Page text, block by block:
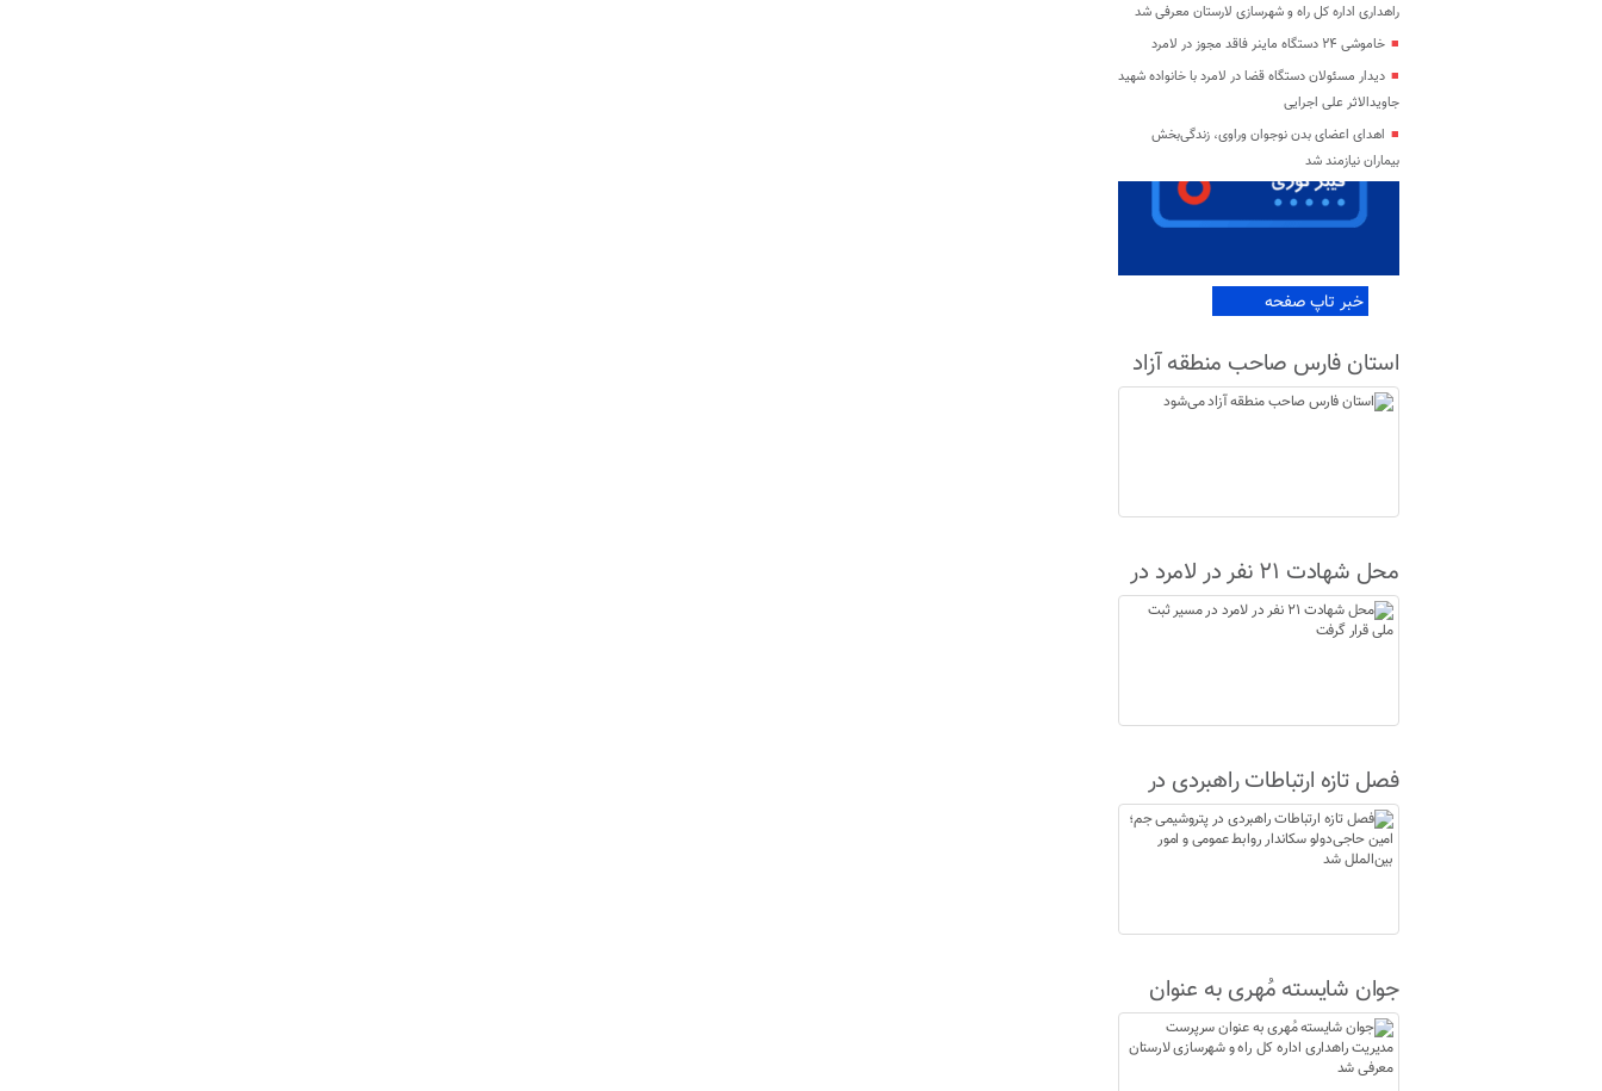
راهداری اداره کل راه و شهرسازی لارستان معرفی شد
خاموشی ۲۴ دستگاه ماینر فاقد مجوز در لامرد
دیدار مسئولان دستگاه قضا در لامرد با خانواده شهید
جاویدالاثر علی اجرایی
اهدای اعضای بدن نوجوان وراوی، زندگی‌بخش
بیماران نیازمند شد
خبر تاپ صفحه
استان فارس صاحب منطقه آزاد
می‌شود
محل شهادت ۲۱ نفر در لامرد در
مسیر ثبت ملی قرار گرفت
فصل تازه ارتباطات راهبردی در
پتروشیمی جم؛ امین حاجی‌دولو
سکاندار روابط عمومی و امور
جوان شایسته مُهری به عنوان
سرپرست مدیریت راهداری اداره
کل راه و شهرسازی لارستان